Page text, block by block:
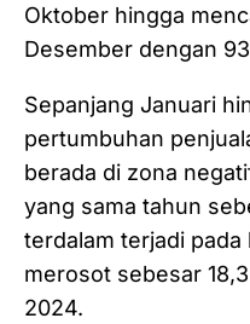
Oktober hingga
Desember dengan
Sepanjang Januari
pertumbuhan
berada di zona
yang sama tahun
terdalam terjadi
merosot sebesar
2024.